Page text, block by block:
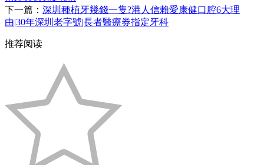
下一篇： 深圳種植牙幾錢一隻?港人信賴愛康健口腔6大理
由|30年深圳老字號|長者醫療券指定牙科
推荐阅读